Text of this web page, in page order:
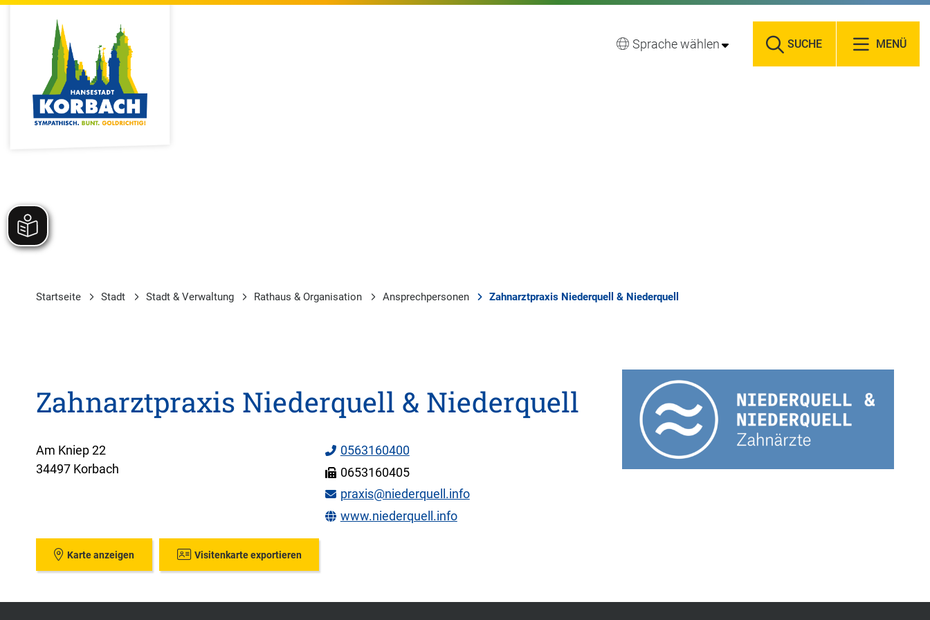
Sprache wählen SUCHE MENÜ
Startseite Stadt Stadt & Verwaltung Rathaus & Organisation Ansprechpersonen Zahnarztpraxis Niederquell & Niederquell
Zahnarztpraxis Niederquell & Niederquell
Am Kniep 22
34497 Korbach
0563160400
0653160405
praxis@niederquell.info
www.niederquell.info
Karte anzeigen Visitenkarte exportieren